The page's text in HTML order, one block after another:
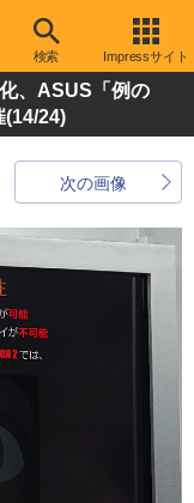
検索 Impressサイト
、ASUS「例の
(14/24)
次の画像